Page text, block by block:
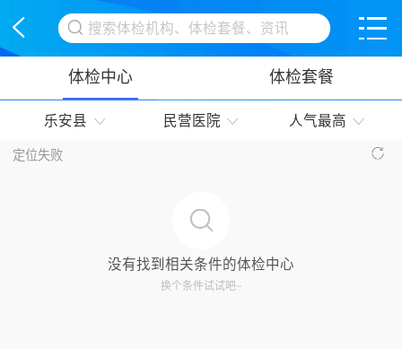
<
体检中心 体检套餐
乐安县 民营医院 人气最高
定位失败
没有找到相关条件的体检中心
换个条件试试吧~